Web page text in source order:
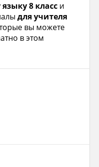
8 класс и
для учителя
вы можете
в этом